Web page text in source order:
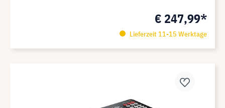
€ 247,99*
Lieferzeit 11-15 Werktage